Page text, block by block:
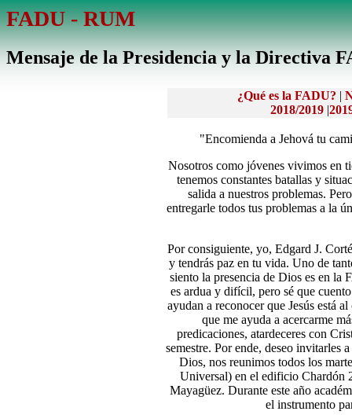
FADU - RUM
Mensaje de la Presidencia y la Directiva
¿Qué es la FADU? |
2018/2019|
"Encomienda a Jehová tu
Nosotros como jóvenes vivimos en
tenemos constantes batallas y
salida a nuestros problemas.
entregarle todos tus problemas a la
Por consiguiente, yo, Edgard J.
y tendrás paz en tu vida. Uno de
siento la presencia de Dios es en la
es ardua y difícil, pero sé que
ayudan a reconocer que Jesús está
que me ayuda a acercarme
predicaciones, atardeceres con
semestre. Por ende, deseo invitarles
Dios, nos reunimos todos los
Universal) en el edificio Chardón
Mayagüez. Durante este año
el instrumento